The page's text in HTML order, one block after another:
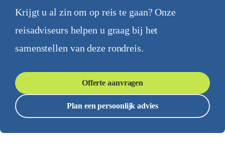
Krijgt u al zin om op reis te gaan? Onze
reisadviseurs helpen u graag bij het
samenstellen van deze rondreis.
Offerte aanvragen
Plan een persoonlijk advies